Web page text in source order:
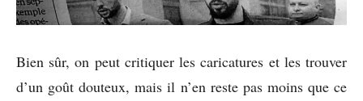
Bien sûr, on peut critiquer les caricatures et les trouver
d’un goût douteux, mais il n’en reste pas moins que ce